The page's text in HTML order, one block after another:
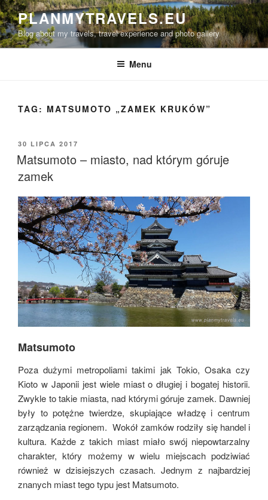
Przejdź
do
treści
PLANMYTRAVELS.EU
Blog about my travels, travel experience and photo gallery
Menu
TAG: MATSUMOTO „ZAMEK KRUKÓW”
OPUBLIKOWANE
W
30 LIPCA 2017
Matsumoto – miasto, nad którym góruje
zamek
Matsumoto
Poza dużymi metropoliami takimi jak Tokio, Osaka czy
Kioto w Japonii jest wiele miast o długiej i bogatej historii.
Zwykle to takie miasta, nad którymi góruje zamek. Dawniej
były to potężne twierdze, skupiające władzę i centrum
zarządzania regionem. Wokół zamków rodziły się handel i
kultura. Każde z takich miast miało swój niepowtarzalny
charakter, który możemy w wielu miejscach podziwiać
również w dzisiejszych czasach. Jednym z najbardziej
znanych miast tego typu jest Matsumoto.